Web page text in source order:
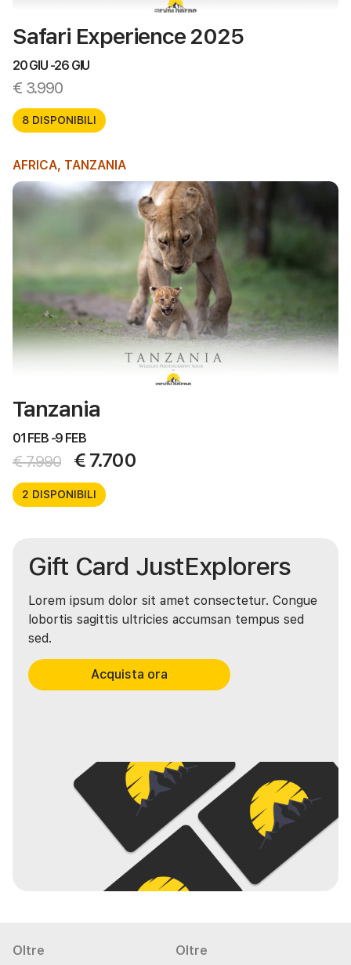
Safari Experience 2025
20 GIU -26 GIU
€3.990
8 DISPONIBILI
AFRICA, TANZANIA
Tanzania
01 FEB -9 FEB
€7.990 € 7.700
2 DISPONIBILI
Gift Card JustExplorers
Lorem ipsum dolor sit amet consectetur. Congue
lobortis sagittis ultricies accumsan tempus sed
sed.
Acquista ora
Oltre Oltre